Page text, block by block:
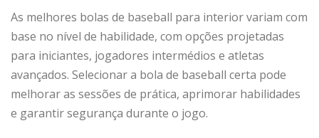
As melhores bolas de baseball para interior variam com
base no nível de habilidade, com opções projetadas
para iniciantes, jogadores intermédios e atletas
avançados. Selecionar a bola de baseball certa pode
melhorar as sessões de prática, aprimorar habilidades
e garantir segurança durante o jogo.